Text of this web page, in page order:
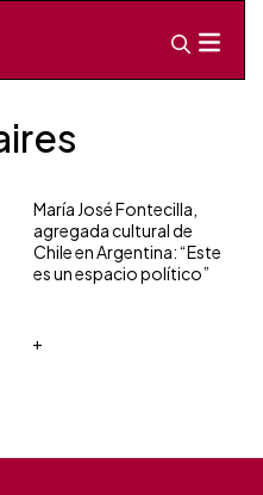
María José Fontecilla,
agregada cultural de
Chile en Argentina: “Este
es un espacio político”
+